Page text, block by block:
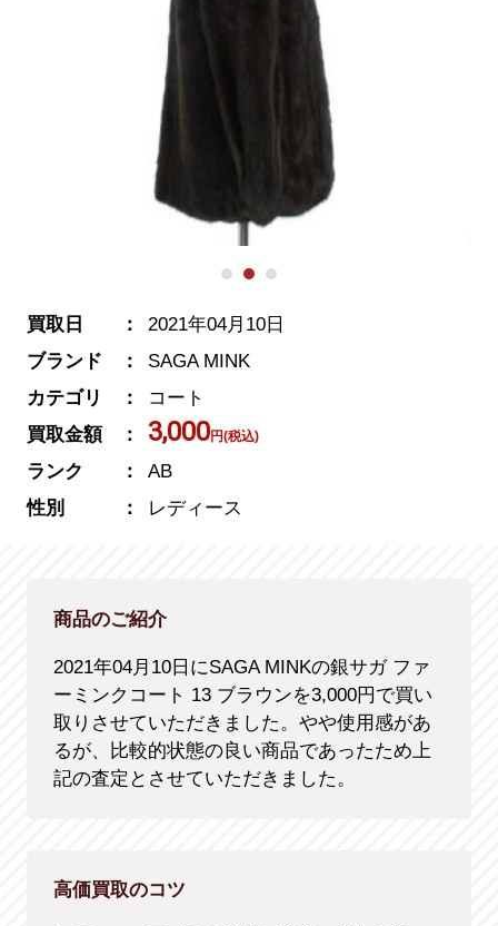
買取日
2021年04月10日
ブランド
SAGA MINK
カテゴリ
コート
買取金額
3,000円(税込)
ランク
AB
性別
レディース
商品のご紹介
2021年04月10日にSAGA MINKの銀サガ ファ
ーミンクコート 13 ブラウンを3,000円で買い
取りさせていただきました。やや使用感があ
るが、比較的状態の良い商品であったため上
記の査定とさせていただきました。
高価買取のコツ